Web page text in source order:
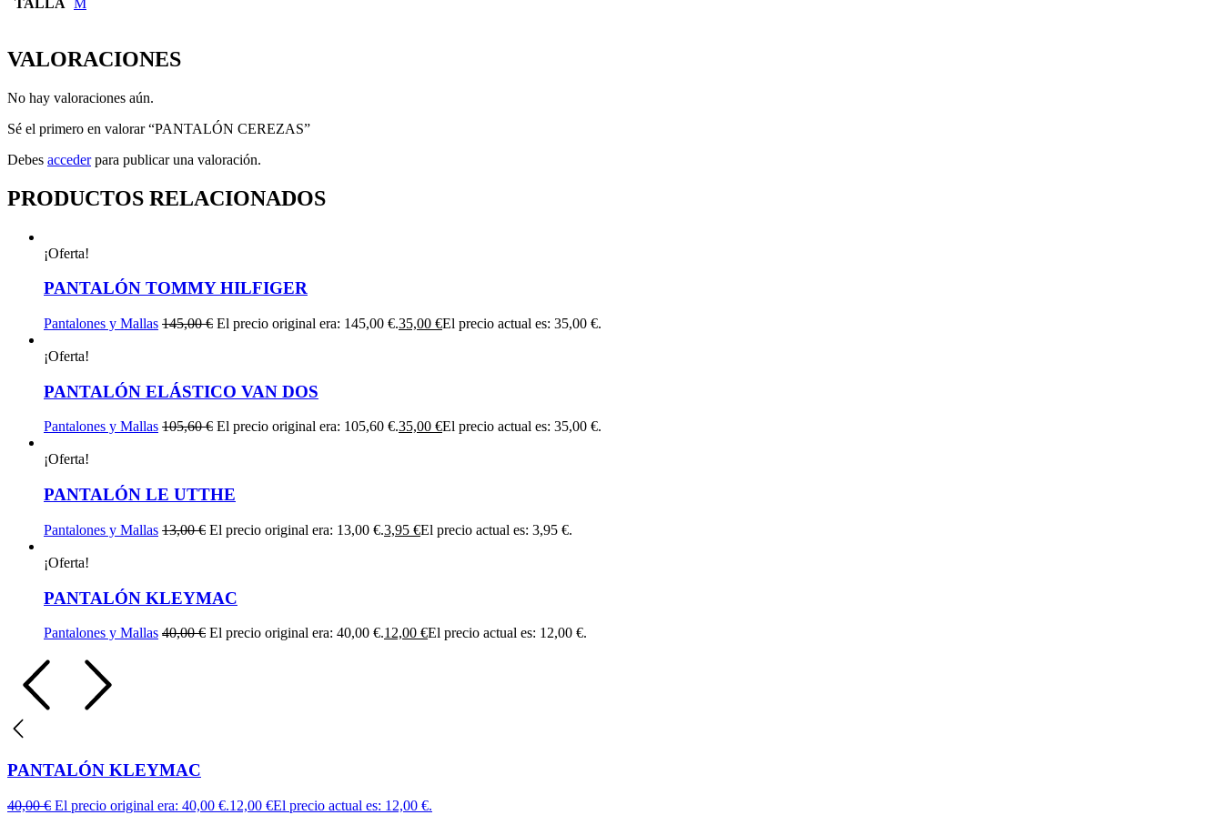
VALORACIONES
No hay valoraciones aún.
Sé el primero en valorar “PANTALÓN CEREZAS”
Debes accederpara publicar una valoración.
PRODUCTOS RELACIONADOS
¡Oferta!
PANTALÓN TOMMY HILFIGER
Pantalones y Mallas 145,00€ El precio original era: 145,00 €.35,00 €El precio actual es: 35,00 €.
¡Oferta!
PANTALÓN ELÁSTICO VAN DOS
Pantalones y Mallas 105,60€ El precio original era: 105,60 €.35,00 €El precio actual es: 35,00 €.
¡Oferta!
PANTALÓN LE UTTHE
Pantalones y Mallas 13,00€ El precio original era: 13,00 €.3,95 €El precio actual es: 3,95 €.
¡Oferta!
PANTALÓN KLEYMAC
Pantalones y Mallas 40,00€ El precio original era: 40,00 €.12,00 €El precio actual es: 12,00 €.
PANTALÓN KLEYMAC
40,00€ El precio original era: 40,00 €.12,00 €El precio actual es: 12,00 €.